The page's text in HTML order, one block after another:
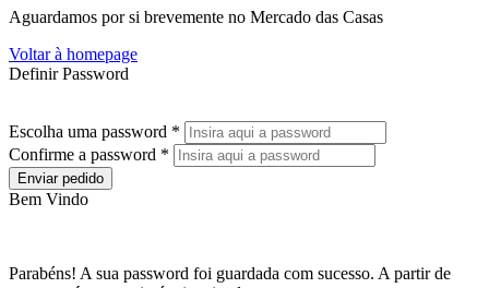
Aguardamos por si brevemente no Mercado das Casas
Voltar à homepage
Definir Password
Escolha uma password *
Confirme a password *
Enviar pedido
Bem Vindo
Parabéns! A sua password foi guardada com sucesso. A partir de